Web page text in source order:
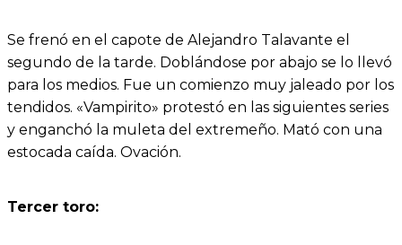
Se frenó en el capote de Alejandro Talavante el
segundo de la tarde. Doblándose por abajo se lo llevó
para los medios. Fue un comienzo muy jaleado por los
tendidos. «Vampirito» protestó en las siguientes series
y enganchó la muleta del extremeño. Mató con una
estocada caída. Ovación.
Tercer toro: